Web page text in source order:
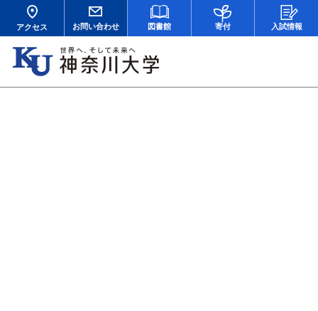
アクセス お問い合わせ 図書館 寄付 入試情報